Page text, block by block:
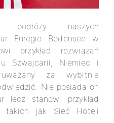
podróży naszych
Euregio Bodensee w
przykład rozwiązań
Szwajcarii, Niemiec i
za wybitnie
Nie posiada on
lecz stanowi przykład
takich jak Sieć Hoteli